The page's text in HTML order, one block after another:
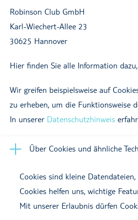
Robinson Club GmbH
Karl-Wiechert-Allee 23
30625 Hannover
Hier finden Sie alle Information
Wir greifen beispielsweise auf
zu erheben, um die Funktionsweise
In unserer Datenschutzhinweis
Über Cookies und ähnliche
Cookies sind kleine
Cookies helfen uns, wichtige
Mit unserer Erlaubnis dürfen